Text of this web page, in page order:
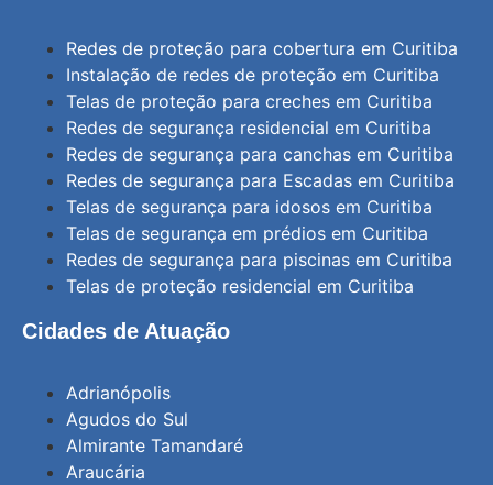
Redes de proteção para cobertura em Curitiba
Instalação de redes de proteção em Curitiba
Telas de proteção para creches em Curitiba
Redes de segurança residencial em Curitiba
Redes de segurança para canchas em Curitiba
Redes de segurança para Escadas em Curitiba
Telas de segurança para idosos em Curitiba
Telas de segurança em prédios em Curitiba
Redes de segurança para piscinas em Curitiba
Telas de proteção residencial em Curitiba
Cidades de Atuação
Adrianópolis
Agudos do Sul
Almirante Tamandaré
Araucária